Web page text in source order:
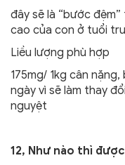
đây sẽ là “bước
cao của con ở tuổi
Liều lượng phù hợp
175mg/ 1kg cân
ngày vì sẽ làm thay
nguyệt
12, Như nào thì